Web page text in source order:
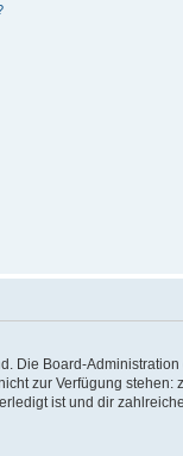
Die Board-
zur Verfügung
ist und dir